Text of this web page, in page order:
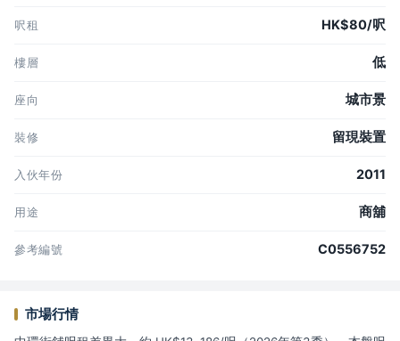
呎租 HK$80/呎
樓層 低
座向 城市景
裝修 留現裝置
入伙年份 2011
用途 商舖
參考編號 C0556752
市場行情